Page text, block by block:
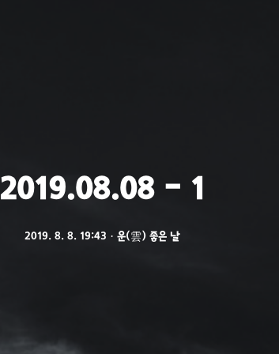
2019.08.08 - 1
2019. 8. 8. 19:43 ㆍ 운(雲) 좋은 날